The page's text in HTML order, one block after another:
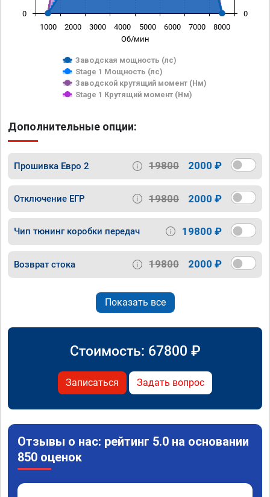
Об/мин
Заводская мощность (лс)
Stage 1 Мощность (лс)
Заводской крутящий момент (Нм)
Stage 1 Крутящий момент (Нм)
1000 2000 3000 4000 5000 6000 7000 8000
0 0
Дополнительные опции:
Прошивка Евро 2 19800 2000 ₽
Отключение ЕГР 19800 2000 ₽
Чип тюнинг коробки передач 19800 ₽
Возврат стока 19800 2000 ₽
Показать все
Стоимость: 67800 ₽
Записаться Задать вопрос
Отзывы о нас: рейтинг 5.0 на основании
850 оценок